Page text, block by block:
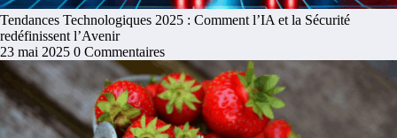
Tendances Technologiques 2025 : Comment l’IA et la Sécurité
redéfinissent l’Avenir
23 mai 2025 0 Commentaires